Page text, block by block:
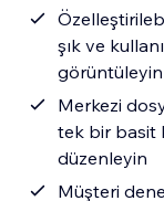
şık ve
görüntüleyin
Merkezi
tek bir basit
düzenleyin
Müşteri